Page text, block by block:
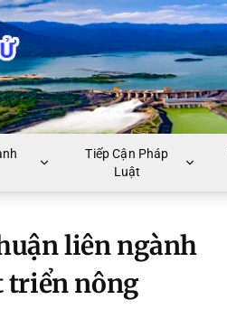
Tiếp Cận Pháp
Luật
liên ngành
triển nông